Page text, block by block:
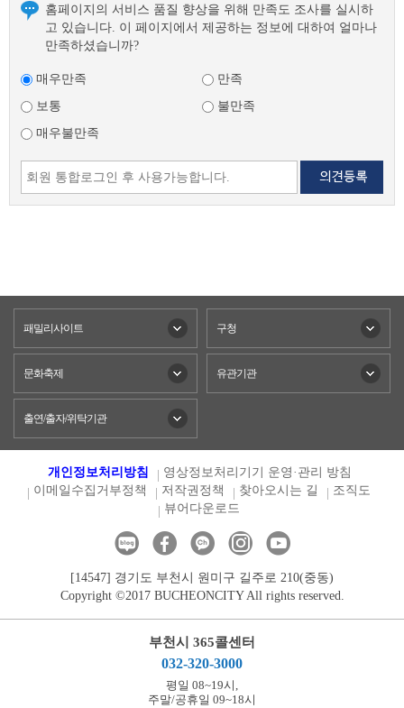
홈페이지의 서비스 품질 향상을 위해 만족도 조사를 실시하
고 있습니다. 이 페이지에서 제공하는 정보에 대하여 얼마나
만족하셨습니까?
매우만족
만족
보통
불만족
매우불만족
패밀리사이트 구청
문화축제 유관기관
출연/출자/위탁기관
개인정보처리방침
영상정보처리기기 운영·관리 방침
이메일수집거부정책
저작권정책 찾아오시는 길
조직도
뷰어다운로드
[14547] 경기도 부천시 원미구 길주로 210(중동)
Copyright ©2017 BUCHEONCITY All rights reserved.
부천시 365콜센터
032-320-3000
평일 08~19시,
주말/공휴일 09~18시